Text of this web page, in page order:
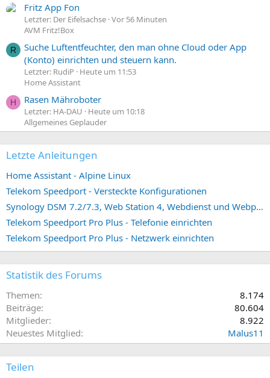
Fritz App Fon
Letzter: Der Eifelsachse Vor 56 Minuten
AVM Fritz!Box
R
Suche Luftentfeuchter, den man ohne Cloud oder App
(Konto) einrichten und steuern kann.
Letzter: RudiP
Heute um 11:53
Home Assistant
H Rasen Mähroboter
Letzter: HA-DAU
Heute um 10:18
Allgemeines Geplauder
Letzte Anleitungen
Home Assistant - Alpine Linux
Telekom Speedport - Versteckte Konfigurationen
Synology DSM 7.2/7.3, Web Station 4, Webdienst und Webportal erstellen (ehemals vHost)
Telekom Speedport Pro Plus - Telefonie einrichten
Telekom Speedport Pro Plus - Netzwerk einrichten
Statistik des Forums
Themen
8.174
Beiträge
80.604
Mitglieder
8.922
Neuestes Mitglied
Malus11
Teilen